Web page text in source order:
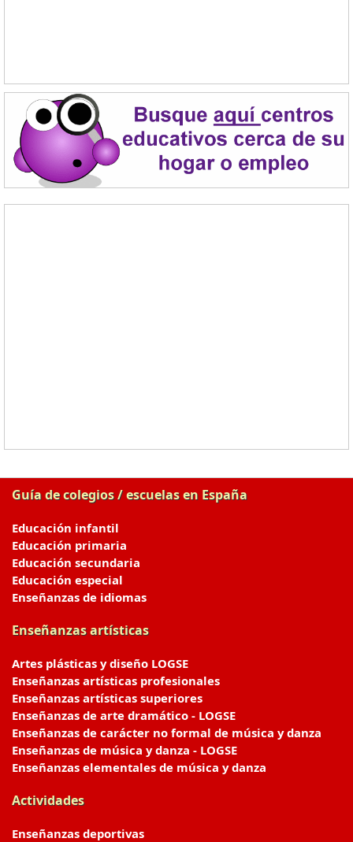
Guía de colegios / escuelas en España
Educación infantil
Educación primaria
Educación secundaria
Educación especial
Enseñanzas de idiomas
Enseñanzas artísticas
Artes plásticas y diseño LOGSE
Enseñanzas artísticas profesionales
Enseñanzas artísticas superiores
Enseñanzas de arte dramático - LOGSE
Enseñanzas de carácter no formal de música y danza
Enseñanzas de música y danza - LOGSE
Enseñanzas elementales de música y danza
Actividades
Enseñanzas deportivas